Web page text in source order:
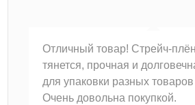
Отличный товар! Стрейч-
тянется, прочная и
для упаковки разных
Очень довольна покупкой.